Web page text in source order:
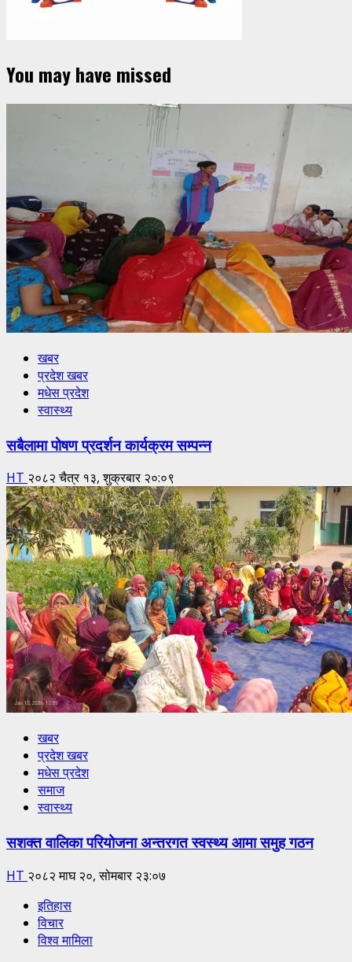
You may have missed
खबर
प्रदेश खबर
मधेस प्रदेश
स्वास्थ्य
सबैलामा पोषण प्रदर्शन कार्यक्रम सम्पन्न
HT २०८२ चैत्र १३, शुक्रबार २०:०९
खबर
प्रदेश खबर
मधेस प्रदेश
समाज
स्वास्थ्य
सशक्त वालिका परियोजना अन्तरगत स्वस्थ्य आमा समुह गठन
HT २०८२ माघ २०, सोमबार २३:०७
इतिहास
विचार
विश्व मामिला